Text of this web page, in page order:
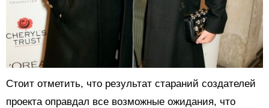
Стоит отметить, что результат стараний создателей
проекта оправдал все возможные ожидания, что